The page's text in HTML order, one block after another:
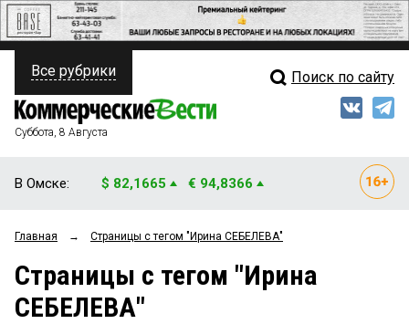
ПОЛИТИКА
ФИНАНСЫ
ОБЩЕСТВО
ЗАКОН
Свежий выпуск
Мнения
Рейтинги
Все рубрики Поиск по сайту
Суббота, 8 Августа
В Омске: $ 82,1665 € 94,8366
Главная → Страницы c тегом "Ирина СЕБЕЛЕВА"
Страницы c тегом "Ирина
СЕБЕЛЕВА"